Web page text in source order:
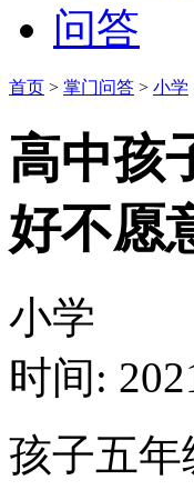
问答
首页 > 掌门问答 > 小学
高中孩
好不愿
小学
时间:
孩子五